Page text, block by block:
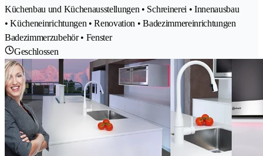
Küchenbau und Küchenausstellungen • Schreinerei • Innenausbau
• Kücheneinrichtungen • Renovation • Badezimmereinrichtungen
Badezimmerzubehör • Fenster
Geschlossen